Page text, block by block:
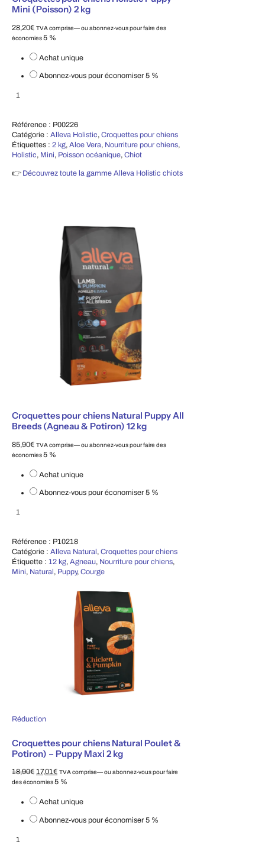
Mini (Poisson) 2 kg
28,20€ TVA comprise—ou abonnez-vous pour faire des
économies5 %
Achat unique
Abonnez-vous pour économiser 5 %
Croquettes pour chiens Holistic Puppy Mini (Poisson) 2 kg
Référence : P00226
Catégorie : Alleva Holistic, Croquettes pour chiens
Étiquettes : 2 kg, Aloe Vera, Nourriture pour chiens,
Holistic, Mini, Poisson océanique, Chiot
👉 Découvrez toute la gamme Alleva Holistic chiots
Croquettes pour chiens Natural Puppy All
Breeds (Agneau & Potiron) 12 kg
85,90€ TVA comprise—ou abonnez-vous pour faire des
économies5 %
Achat unique
Abonnez-vous pour économiser 5 %
Croquettes pour chiens Natural Puppy All Breeds (Agneau & Potiron) 12 kg
Référence : P10218
Catégorie : Alleva Natural , Croquettes pour chiens
Étiquette : 12 kg, Agneau, Nourriture pour chiens,
Mini, Natural , Puppy, Courge
RéductionProduit en promotion
Croquettes pour chiens Natural Poulet &
Potiron) – Puppy Maxi 2 kg
18,90€ Le prix d'origine était de : 18,90 €.
17,01€Le prix actuel est de : 17,01 €.
TVA comprise—ou abonnez-vous pour faire
des économies5 %
Achat unique
Abonnez-vous pour économiser 5 %
Croquettes pour chiens Natural Poulet & Potiron) – Puppy Maxi 2 kg